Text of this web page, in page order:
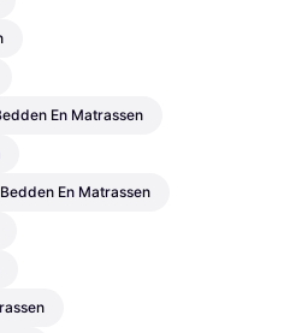
En Matrassen
En Matrassen